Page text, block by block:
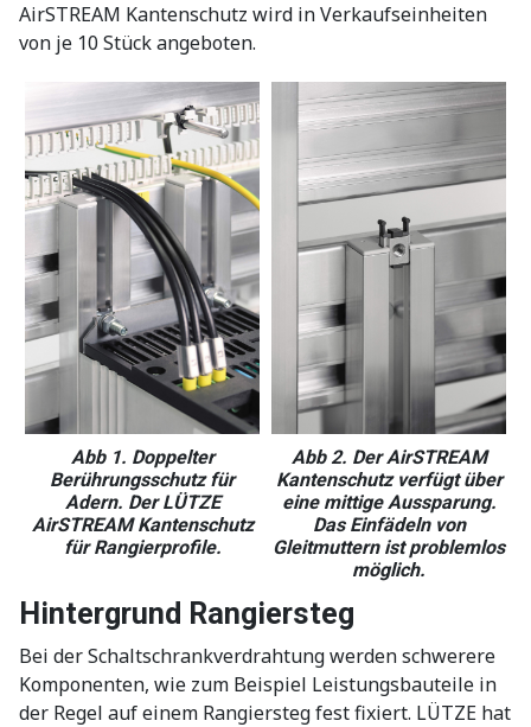
AirSTREAM Kantenschutz wird in Verkaufseinheiten
von je 10 Stück angeboten.
Abb 1. Doppelter
Berührungsschutz für
Adern. Der LÜTZE
AirSTREAM Kantenschutz
für Rangierprofile.
Abb 2. Der AirSTREAM
Kantenschutz verfügt über
eine mittige Aussparung.
Das Einfädeln von
Gleitmuttern ist problemlos
möglich.
Hintergrund Rangiersteg
Bei der Schaltschrankverdrahtung werden schwerere
Komponenten, wie zum Beispiel Leistungsbauteile in
der Regel auf einem Rangiersteg fest fixiert. LÜTZE hat